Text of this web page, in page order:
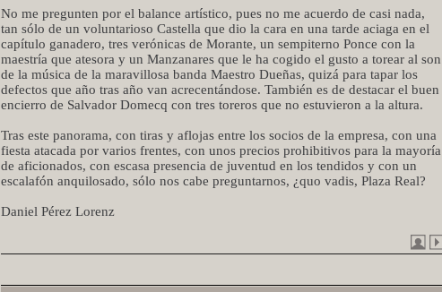
No me pregunten por el balance artístico, pues no me acuerdo de casi nada,
tan sólo de un voluntarioso Castella que dio la cara en una tarde aciaga en el
capítulo ganadero, tres verónicas de Morante, un sempiterno Ponce con la
maestría que atesora y un Manzanares que le ha cogido el gusto a torear al son
de la música de la maravillosa banda Maestro Dueñas, quizá para tapar los
defectos que año tras año van acrecentándose. También es de destacar el buen
encierro de Salvador Domecq con tres toreros que no estuvieron a la altura.
Tras este panorama, con tiras y aflojas entre los socios de la empresa, con una
fiesta atacada por varios frentes, con unos precios prohibitivos para la mayoría
de aficionados, con escasa presencia de juventud en los tendidos y con un
escalafón anquilosado, sólo nos cabe preguntarnos, ¿quo vadis, Plaza Real?
Daniel Pérez Lorenz